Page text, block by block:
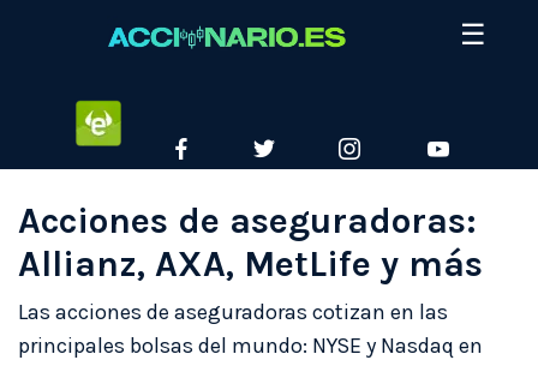
☰
Acciones de aseguradoras:
Allianz, AXA, MetLife y más
Las acciones de aseguradoras cotizan en las
principales bolsas del mundo: NYSE y Nasdaq en